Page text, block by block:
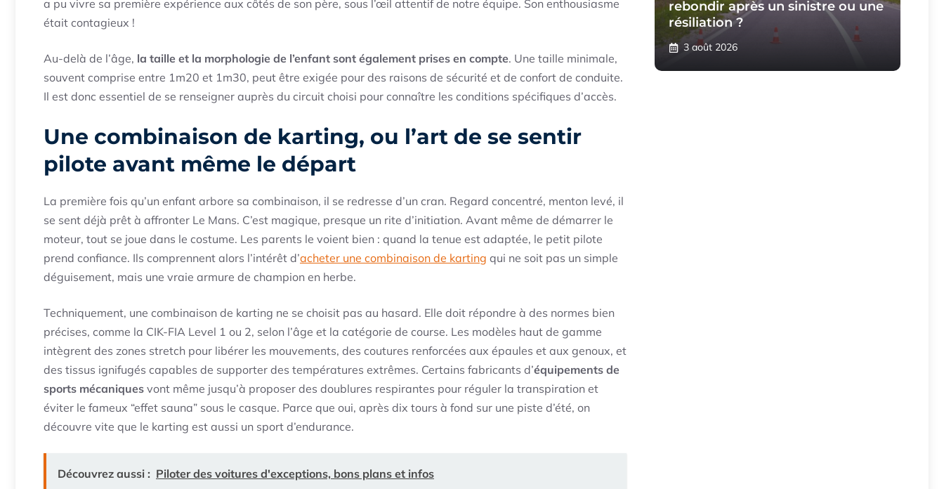
a pu vivre sa première expérience aux côtés de son père, sous l’œil attentif de notre équipe. Son enthousiasme
était contagieux !
Au-delà de l’âge, la taille et la morphologie de l’enfant sont également prises en compte. Une taille minimale,
souvent comprise entre 1m20 et 1m30, peut être exigée pour des raisons de sécurité et de confort de conduite.
Il est donc essentiel de se renseigner auprès du circuit choisi pour connaître les conditions spécifiques d’accès.
Une combinaison de karting, ou l’art de se sentir
pilote avant même le départ
La première fois qu’un enfant arbore sa combinaison, il se redresse d’un cran. Regard concentré, menton levé, il
se sent déjà prêt à affronter Le Mans. C’est magique, presque un rite d’initiation. Avant même de démarrer le
moteur, tout se joue dans le costume. Les parents le voient bien : quand la tenue est adaptée, le petit pilote
prend confiance. Ils comprennent alors l’intérêt d’acheter une combinaison de karting qui ne soit pas un simple
déguisement, mais une vraie armure de champion en herbe.
Techniquement, une combinaison de karting ne se choisit pas au hasard. Elle doit répondre à des normes bien
précises, comme la CIK-FIA Level 1 ou 2, selon l’âge et la catégorie de course. Les modèles haut de gamme
intègrent des zones stretch pour libérer les mouvements, des coutures renforcées aux épaules et aux genoux, et
des tissus ignifugés capables de supporter des températures extrêmes. Certains fabricants d’équipements de
sports mécaniques vont même jusqu’à proposer des doublures respirantes pour réguler la transpiration et
éviter le fameux “effet sauna” sous le casque. Parce que oui, après dix tours à fond sur une piste d’été, on
découvre vite que le karting est aussi un sport d’endurance.
Découvrez aussi : Piloter des voitures d'exceptions, bons plans et infos
rebondir après un sinistre ou une
résiliation ?
3 août 2026